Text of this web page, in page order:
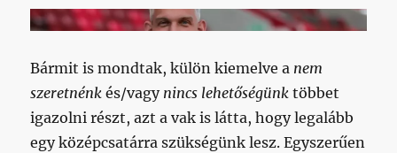
Bármit is mondtak, külön kiemelve a nem
szeretnénk és/vagy nincs lehetőségünk többet
igazolni részt, azt a vak is látta, hogy legalább
egy középcsatárra szükségünk lesz. Egyszerűen